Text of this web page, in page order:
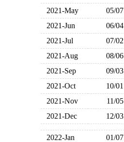
2021-May
05/07
2021-Jun
06/04
2021-Jul
07/02
2021-Aug
08/06
2021-Sep
09/03
2021-Oct
10/01
2021-Nov
11/05
2021-Dec
12/03
2022-Jan 01/07